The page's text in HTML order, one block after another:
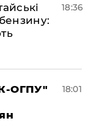
18:36
ОГПУ"
18:01